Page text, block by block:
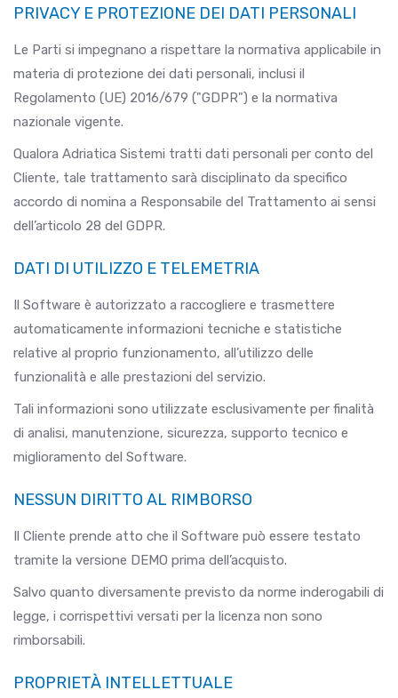
PRIVACY E PROTEZIONE DEI DATI PERSONALI
Le Parti si impegnano a rispettare la normativa applicabile in
materia di protezione dei dati personali, inclusi il
Regolamento (UE) 2016/679 ("GDPR") e la normativa
nazionale vigente.
Qualora Adriatica Sistemi tratti dati personali per conto del
Cliente, tale trattamento sarà disciplinato da specifico
accordo di nomina a Responsabile del Trattamento ai sensi
dell’articolo 28 del GDPR.
DATI DI UTILIZZO E TELEMETRIA
Il Software è autorizzato a raccogliere e trasmettere
automaticamente informazioni tecniche e statistiche
relative al proprio funzionamento, all’utilizzo delle
funzionalità e alle prestazioni del servizio.
Tali informazioni sono utilizzate esclusivamente per finalità
di analisi, manutenzione, sicurezza, supporto tecnico e
miglioramento del Software.
NESSUN DIRITTO AL RIMBORSO
Il Cliente prende atto che il Software può essere testato
tramite la versione DEMO prima dell’acquisto.
Salvo quanto diversamente previsto da norme inderogabili di
legge, i corrispettivi versati per la licenza non sono
rimborsabili.
PROPRIETÀ INTELLETTUALE